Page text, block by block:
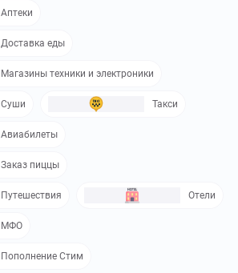
Аптеки
Доставка еды
Магазины техники и электроники
Суши Такси
Авиабилеты
Заказ пиццы
Путешествия Отели
МФО
Пополнение Стим